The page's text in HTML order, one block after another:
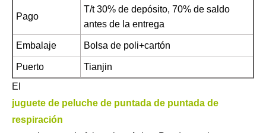
Pago
T/t 30% de depósito, 70% de saldo
antes de la entrega
Embalaje Bolsa de poli+cartón
Puerto
Tianjin
El
juguete de peluche de puntada de puntada de
respiración